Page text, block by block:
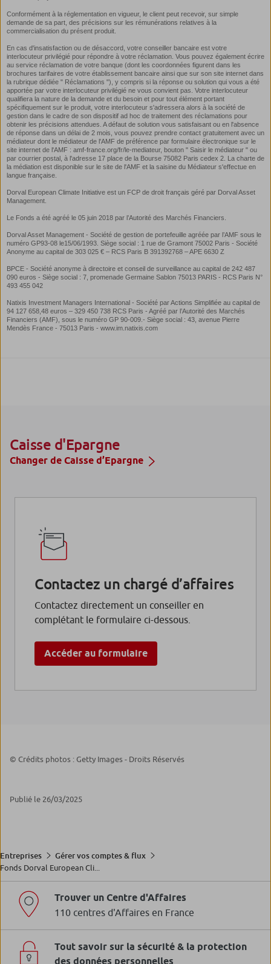
Caisse d'Epargne
Changer de Caisse d’Epargne
Contactez un chargé d’affaires
Contactez directement un conseiller en
complétant le formulaire ci-dessous.
Accéder au formulaire
© Crédits photos : Getty Images - Droits Réservés
Publié le 26/03/2025
Entreprises
Gérer vos comptes & flux
Fonds Dorval European Cli...
Trouver un Centre d'Affaires
110 centres d'Affaires en France
Tout savoir sur la sécurité & la protection
des données personnelles